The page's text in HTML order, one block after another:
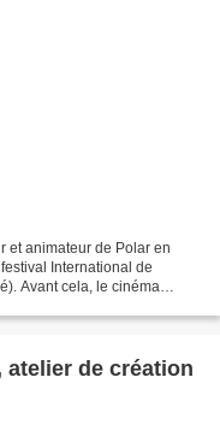
et animateur de Polar en
International de
Avant cela, le cinéma
atelier de création